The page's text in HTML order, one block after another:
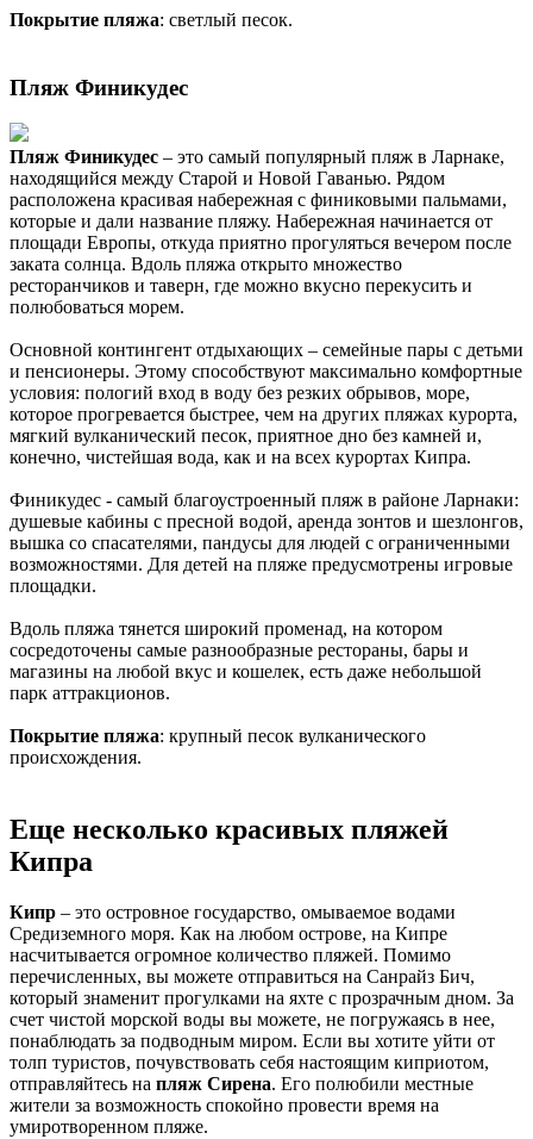
Покрытие пляжа: светлый песок.
Пляж Финикудес
Пляж Финикудес – это самый популярный пляж в Ларнаке,
находящийся между Старой и Новой Гаванью. Рядом
расположена красивая набережная с финиковыми пальмами,
которые и дали название пляжу. Набережная начинается от
площади Европы, откуда приятно прогуляться вечером после
заката солнца. Вдоль пляжа открыто множество
ресторанчиков и таверн, где можно вкусно перекусить и
полюбоваться морем.
Основной контингент отдыхающих – семейные пары с детьми
и пенсионеры. Этому способствуют максимально комфортные
условия: пологий вход в воду без резких обрывов, море,
которое прогревается быстрее, чем на других пляжах курорта,
мягкий вулканический песок, приятное дно без камней и,
конечно, чистейшая вода, как и на всех курортах Кипра.
Финикудес - самый благоустроенный пляж в районе Ларнаки:
душевые кабины с пресной водой, аренда зонтов и шезлонгов,
вышка со спасателями, пандусы для людей с ограниченными
возможностями. Для детей на пляже предусмотрены игровые
площадки.
Вдоль пляжа тянется широкий променад, на котором
сосредоточены самые разнообразные рестораны, бары и
магазины на любой вкус и кошелек, есть даже небольшой
парк аттракционов.
Покрытие пляжа: крупный песок вулканического
происхождения.
Еще несколько красивых пляжей
Кипра
Кипр – это островное государство, омываемое водами
Средиземного моря. Как на любом острове, на Кипре
насчитывается огромное количество пляжей. Помимо
перечисленных, вы можете отправиться на Санрайз Бич,
который знаменит прогулками на яхте с прозрачным дном. За
счет чистой морской воды вы можете, не погружаясь в нее,
понаблюдать за подводным миром. Если вы хотите уйти от
толп туристов, почувствовать себя настоящим киприотом,
отправляйтесь на пляж Сирена. Его полюбили местные
жители за возможность спокойно провести время на
умиротворенном пляже.